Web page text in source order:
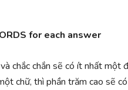
for each answer
chắc chắn sẽ có ít nhất một
chữ, thì phần trăm cao sẽ